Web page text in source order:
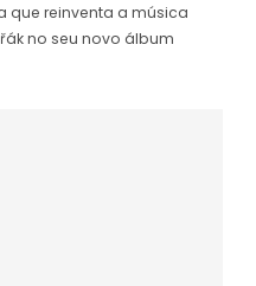
que reinventa a música
no seu novo álbum